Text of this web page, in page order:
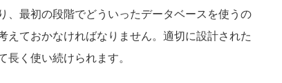
、最初の段階でどういったデータベースを使うの
えておかなければなりません。適切に設計された
く使い続けられます。